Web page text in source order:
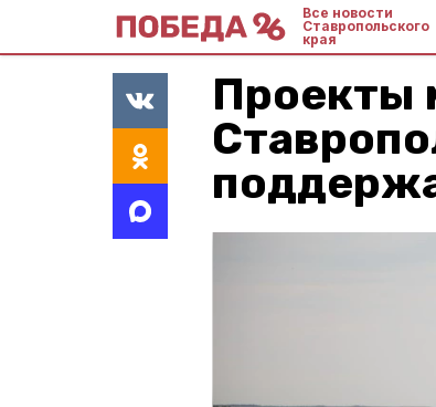
Все новости
Ставропольского
края
Проекты